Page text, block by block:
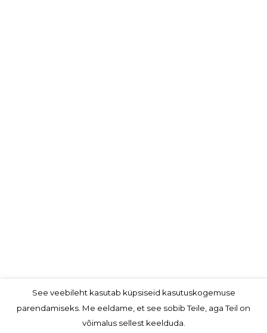
See veebileht kasutab küpsiseid kasutuskogemuse
parendamiseks. Me eeldame, et see sobib Teile, aga Teil on
võimalus sellest keelduda.